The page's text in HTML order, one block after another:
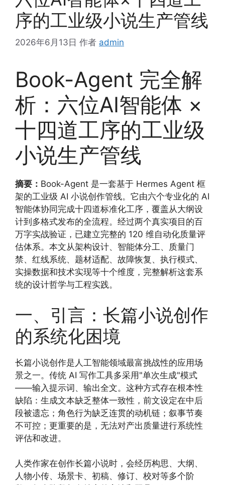
序的工业级小说生产管线
2026年6月13日 作者 admin
Book-Agent 完全解
析：六位AI智能体 ×
十四道工序的工业级
小说生产管线
摘要： Book-Agent 是一套基于 Hermes Agent 框
架的工业级 AI 小说创作管线。它由六个专业化的 AI
智能体协同完成十四道标准化工序，覆盖从大纲设
计到多格式发布的全流程。经过两个真实项目的百
万字实战验证，已建立完整的 120 维自动化质量评
估体系。本文从架构设计、智能体分工、质量门
禁、红线系统、题材适配、故障恢复、执行模式、
实操数据和技术实现等十个维度，完整解析这套系
统的设计哲学与工程实践。
一、引言：长篇小说创作
的系统化困境
长篇小说创作是人工智能领域最富挑战性的应用场
景之一。传统 AI 写作工具多采用"单次生成"模式
——输入提示词、输出全文。这种方式存在根本性
缺陷：生成文本缺乏整体一致性，前文设定在中后
段被遗忘；角色行为缺乏连贯的动机链；叙事节奏
不可控；更重要的是，无法对产出质量进行系统性
评估和改进。
人类作家在创作长篇小说时，会经历构思、大纲、
人物小传、场景卡、初稿、修订、校对等多个阶